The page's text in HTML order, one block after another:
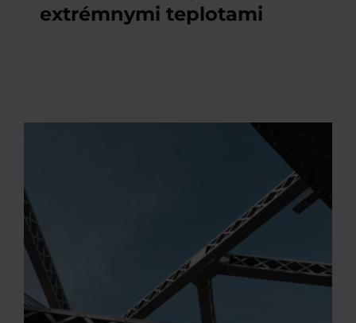
extrémnymi teplotami